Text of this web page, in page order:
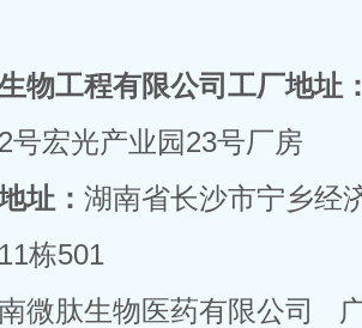
物工程有限公司工厂地址
号宏光产业园23号厂房
址： 湖南省长沙市宁乡经
栋501
微肽生物医药有限公司